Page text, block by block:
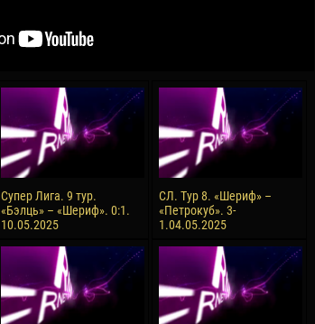
04 Мая
13 Мая
Ренат ЖОСАН
24 Мая
Николай ЧЕБОТАРЬ
15 Июня
Конан Жорес-Ульрих ЛУКУ
Виктор ЧУМАШУ
28 Июня
Сумаила МАГАССУБА
21 Июля
Эмиль ТЫМБУР
24 Июля
Михаил КОРОТКОВ
27 Июля
Владимир ФРАТЯ
Супер Лига. 9 тур.
«Бэлць» – «Шериф». 0:1.
10.05.2025
СЛ. Тур 8. «Шериф» –
«Петрокуб». 3-
1.04.05.2025